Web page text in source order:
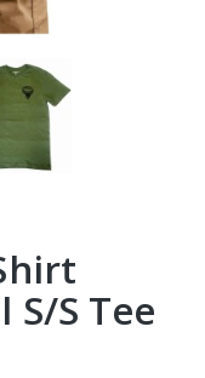
S/S Tee